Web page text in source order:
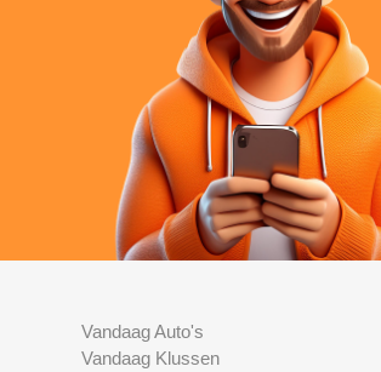
Vandaag Auto's
Vandaag Klussen